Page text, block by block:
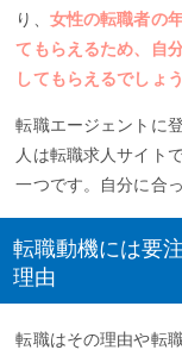
り、 女性の転職者の
てもらえるため、自
してもらえるでしょう
転職エージェントに
人は転職求人サイト
一つです。自分に合
転職動機には要
理由
転職はその理由や転